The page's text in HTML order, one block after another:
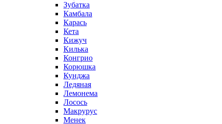
Зубатка
Камбала
Карась
Кета
Кижуч
Килька
Конгрио
Корюшка
Кунджа
Ледяная
Лемонема
Лосось
Макрурус
Менек